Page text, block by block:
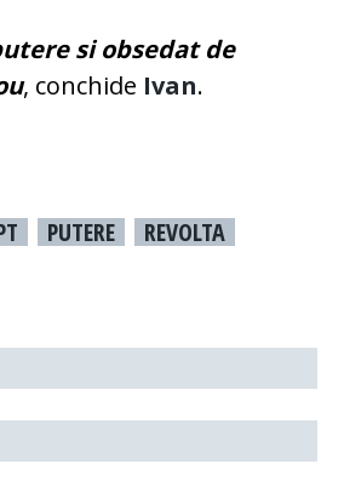
si obsedat de
, conchide Ivan.
PUTERE
REVOLTA